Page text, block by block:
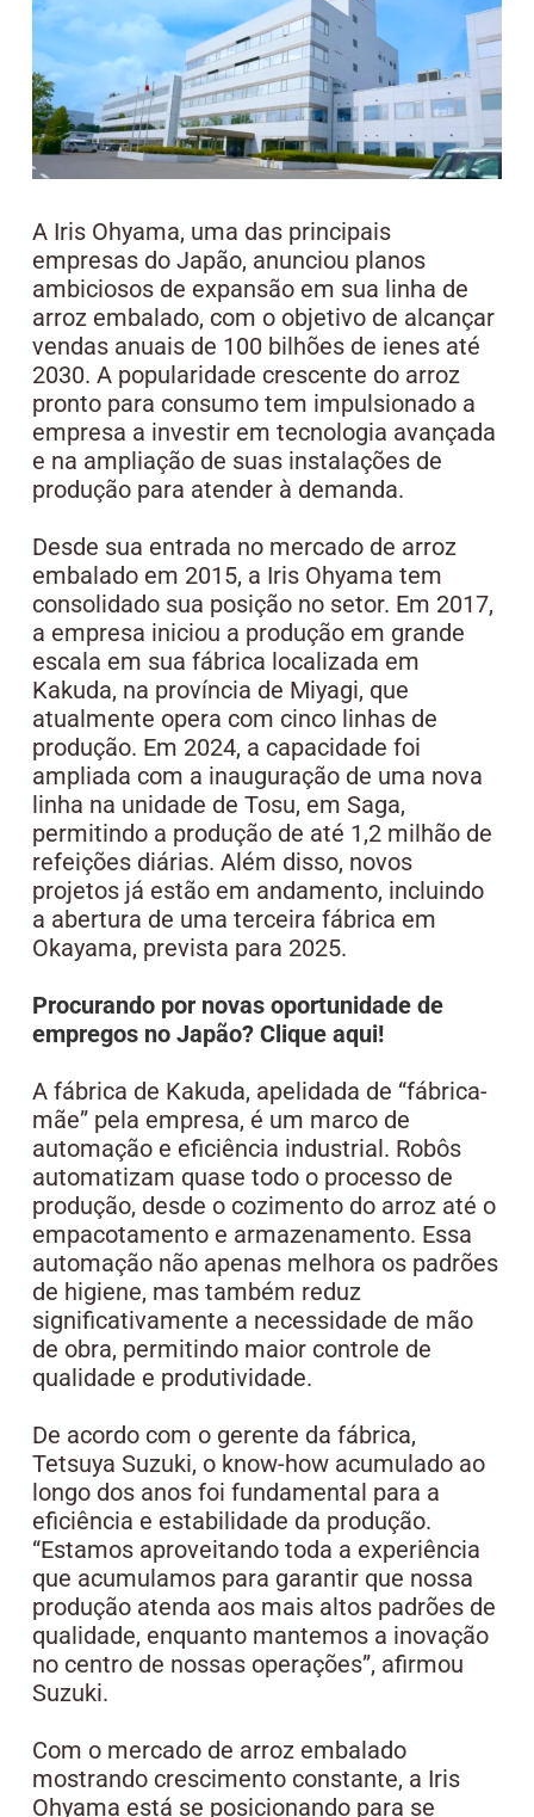
A Iris Ohyama, uma das principais
empresas do Japão, anunciou planos
ambiciosos de expansão em sua linha de
arroz embalado, com o objetivo de alcançar
vendas anuais de 100 bilhões de ienes até
2030. A popularidade crescente do arroz
pronto para consumo tem impulsionado a
empresa a investir em tecnologia avançada
e na ampliação de suas instalações de
produção para atender à demanda.
Desde sua entrada no mercado de arroz
embalado em 2015, a Iris Ohyama tem
consolidado sua posição no setor. Em 2017,
a empresa iniciou a produção em grande
escala em sua fábrica localizada em
Kakuda, na província de Miyagi, que
atualmente opera com cinco linhas de
produção. Em 2024, a capacidade foi
ampliada com a inauguração de uma nova
linha na unidade de Tosu, em Saga,
permitindo a produção de até 1,2 milhão de
refeições diárias. Além disso, novos
projetos já estão em andamento, incluindo
a abertura de uma terceira fábrica em
Okayama, prevista para 2025.
Procurando por novas oportunidade de
empregos no Japão? Clique aqui!
A fábrica de Kakuda, apelidada de “fábrica-
mãe” pela empresa, é um marco de
automação e eficiência industrial. Robôs
automatizam quase todo o processo de
produção, desde o cozimento do arroz até o
empacotamento e armazenamento. Essa
automação não apenas melhora os padrões
de higiene, mas também reduz
significativamente a necessidade de mão
de obra, permitindo maior controle de
qualidade e produtividade.
De acordo com o gerente da fábrica,
Tetsuya Suzuki, o know-how acumulado ao
longo dos anos foi fundamental para a
eficiência e estabilidade da produção.
“Estamos aproveitando toda a experiência
que acumulamos para garantir que nossa
produção atenda aos mais altos padrões de
qualidade, enquanto mantemos a inovação
no centro de nossas operações”, afirmou
Suzuki.
Com o mercado de arroz embalado
mostrando crescimento constante, a Iris
Ohyama está se posicionando para se